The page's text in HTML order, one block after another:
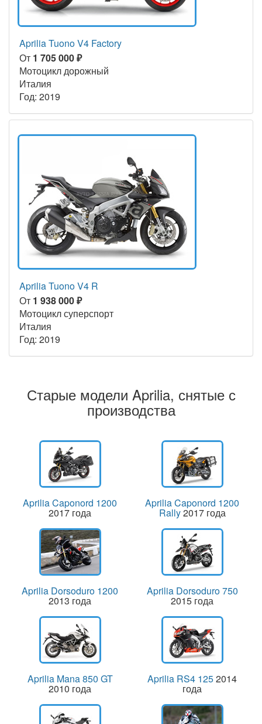
Aprilia Tuono V4 Factory
От 1 705 000 ₽
Мотоцикл дорожный
Италия
Год: 2019
Aprilia Tuono V4 R
От 1 938 000 ₽
Мотоцикл суперспорт
Италия
Год: 2019
Старые модели Aprilia, снятые с
производства
Aprilia Caponord 1200
2017 года
Aprilia Caponord 1200
Rally2017 года
Aprilia Dorsoduro 1200
2013 года
Aprilia Dorsoduro 750
2015 года
Aprilia Mana 850 GT
2010 года
Aprilia RS4 1252014
года